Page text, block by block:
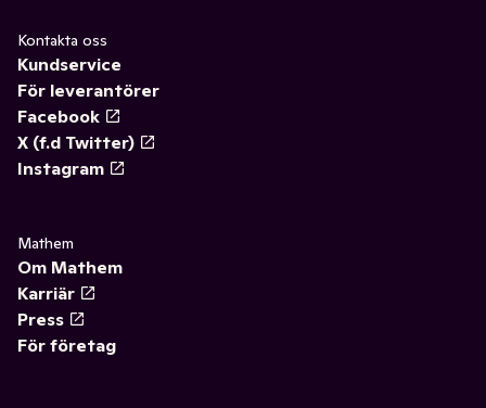
Kontakta oss
Kundservice
För leverantörer
Facebook
X (f.d Twitter)
Instagram
Mathem
Om Mathem
Karriär
Press
För företag